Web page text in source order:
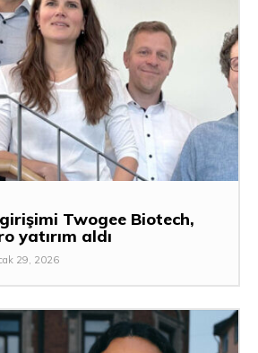
Twogee Biotech,
yatırım aldı
29, 2026